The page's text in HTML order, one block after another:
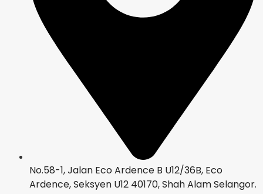
No.58-1, Jalan Eco Ardence B U12/36B, Eco
Ardence, Seksyen U12 40170, Shah Alam Selangor.